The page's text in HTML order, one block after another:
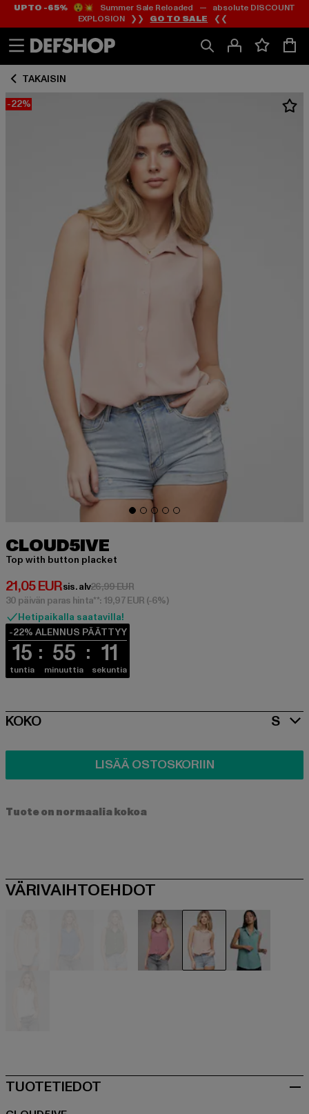
Siirry
Sisältö
Siirry
Footer
UP TO -65%😲💥 Summer Sale Reloaded — absolute DISCOUNT
EXPLOSION ❯❯ GO TO SALE ❮❮
TAKAISIN
-22%
CLOUD5IVE
Top with button placket
21,05 EUR
Ajankohtainen hinta: 21,05 EUR
sis. alv26,99 EURKampanjahinta: 26,99 EUR
30 päivän paras hinta**: 19,97 EUR (-6%)
Hetipaikalla saatavilla!
-22% ALENNUS PÄÄTTYY
15
tuntia
55
minuuttia
11
sekuntia
SIZE
KOKO S
LISÄÄ OSTOSKORIIN
Tuote on normaalia kokoa
VÄRIVAIHTOEHDOT
TUOTETIEDOT